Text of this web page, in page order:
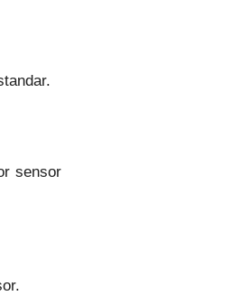
sensor